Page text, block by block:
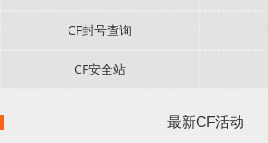
CF封号查询
CF安全站
最新CF活动